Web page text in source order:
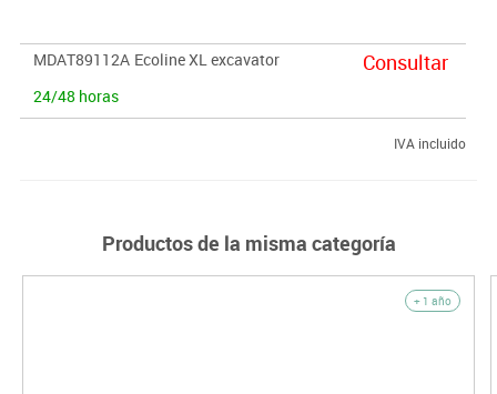
MDAT89112A Ecoline XL excavator
24/48 horas
Consultar
IVA incluido
Productos de la misma categoría
+ 1 año